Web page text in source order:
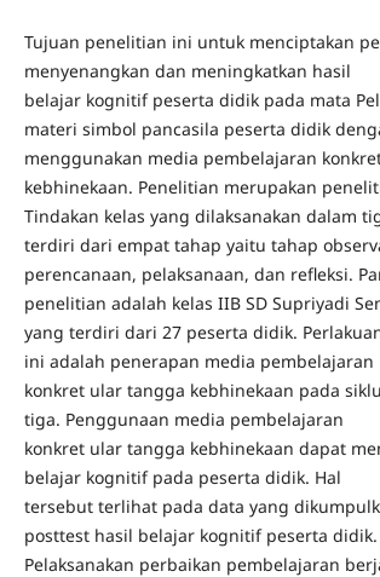
Tujuan penelitian ini untuk menciptakan
menyenangkan dan meningkatkan hasil
belajar kognitif peserta didik pada mata
materi simbol pancasila peserta didik
menggunakan media pembelajaran
kebhinekaan. Penelitian merupakan
Tindakan kelas yang dilaksanakan dalam
terdiri dari empat tahap yaitu tahap
perencanaan, pelaksanaan, dan refleksi.
penelitian adalah kelas IIB SD Supriyadi
yang terdiri dari 27 peserta didik.
ini adalah penerapan media pembelajaran
konkret ular tangga kebhinekaan pada
tiga. Penggunaan media pembelajaran
konkret ular tangga kebhinekaan dapat
belajar kognitif pada peserta didik. Hal
tersebut terlihat pada data yang
posttest hasil belajar kognitif peserta didik.
Pelaksanakan perbaikan pembelajaran